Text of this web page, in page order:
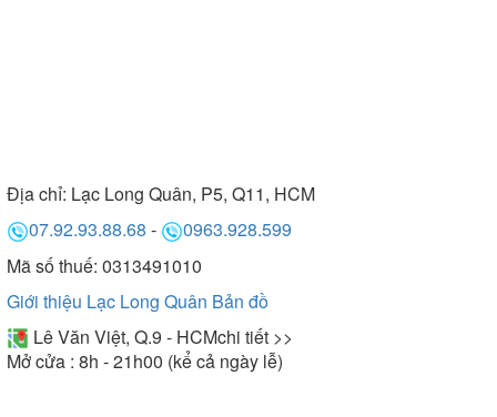
Địa chỉ: Lạc Long Quân, P5, Q11, HCM
07.92.93.88.68 -
0963.928.599
Mã số thuế: 0313491010
Giới thiệu Lạc Long Quân Bản đồ
Lê Văn Việt, Q.9 - HCMchi tiết >>
Mở cửa : 8h - 21h00 (kể cả ngày lễ)